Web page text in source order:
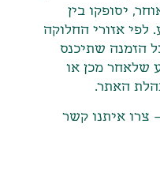
, יסופקו בין
. לפי אזורי החלוקה
הזמנה שתיכנס
שלאחר מכן או
האתר.
צרו איתנו קשר